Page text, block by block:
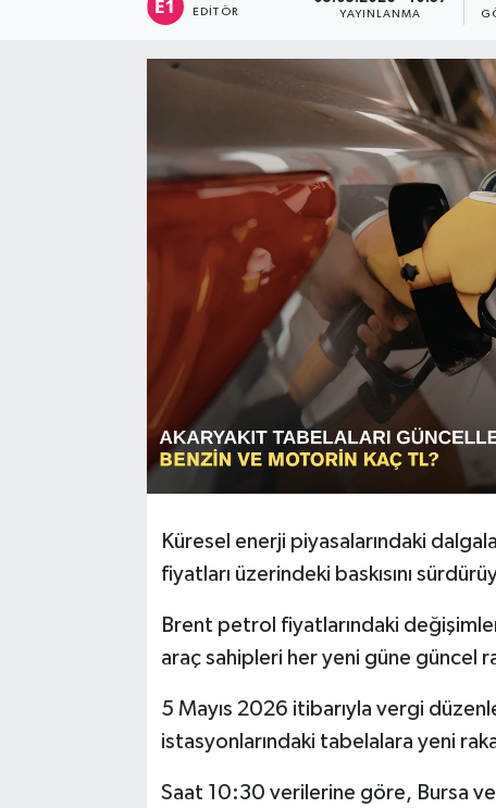
EDITÖR YAYINLANMA
Küresel enerji piyasalarındaki
fiyatları üzerindeki baskısını
Brent petrol fiyatlarındaki
araç sahipleri her yeni güne güncel
5 Mayıs 2026 itibarıyla vergi
istasyonlarındaki tabelalara yeni
Saat 10:30 verilerine göre, Bursa